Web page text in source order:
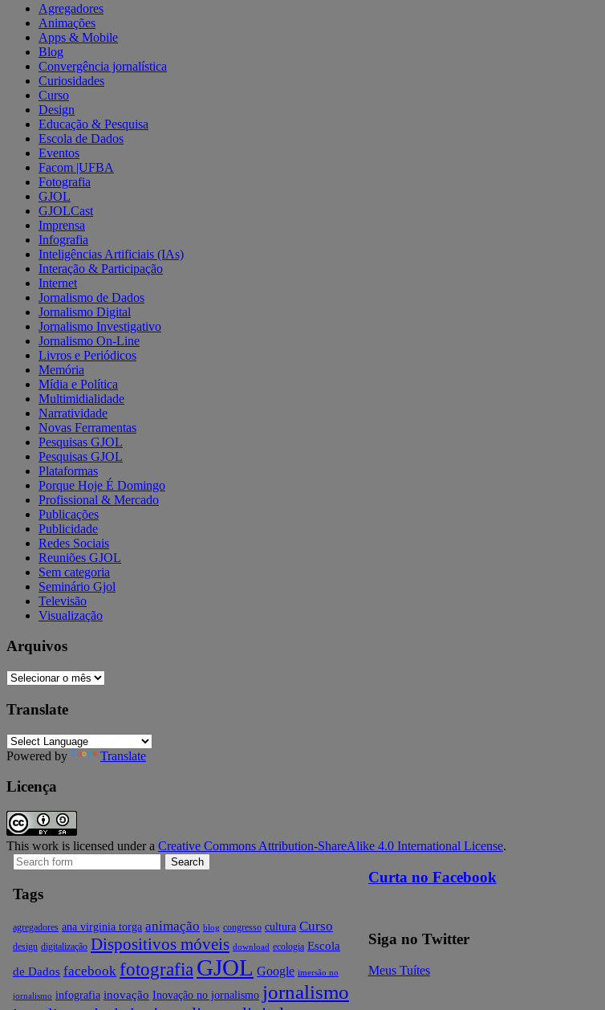
Agregadores
Animações
Apps & Mobile
Blog
Convergência jornalística
Curiosidades
Curso
Design
Educação & Pesquisa
Escola de Dados
Eventos
Facom |UFBA
Fotografia
GJOL
GJOLCast
Imprensa
Infografia
Inteligências Artificiais (IAs)
Interação & Participação
Internet
Jornalismo de Dados
Jornalismo Digital
Jornalismo Investigativo
Jornalismo On-Line
Livros e Periódicos
Memória
Mídia e Política
Multimidialidade
Narratividade
Novas Ferramentas
Pesquisas GJOL
Pesquisas GJOL
Plataformas
Porque Hoje É Domingo
Profissional & Mercado
Publicações
Publicidade
Redes Sociais
Reuniões GJOL
Sem categoria
Seminário Gjol
Televisão
Visualização
Arquivos
Arquivos
Translate
Powered by Translate
Licença
This work is licensed under a Creative Commons Attribution-ShareAlike 4.0 International License.
Search
for:
Tags
agregadores ana virginia torga animação blog congresso cultura Curso
design digitalização Dispositivos móveis download ecologia Escola
de Dados facebook fotografia GJOL Google imersão no
jornalismo infografia inovação Inovação no jornalismo jornalismo
Curta no Facebook
Siga no Twitter
Meus Tuítes